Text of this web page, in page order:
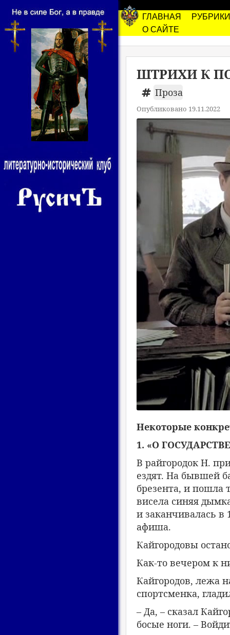
ГЛАВНАЯ
РУБРИКИ
О САЙТЕ
ШТРИХИ К
Проза
Опубликовано 19.11.2022
Некоторые
1. «О
В райгородок Н.
ездят. На бывшей
брезента, и пошла
висела синяя
и заканчивалась в
афиша.
Кайгородовы
Как-то вечером к
Кайгородов, лежа
спортсменка,
– Да, – сказал
босые ноги. –